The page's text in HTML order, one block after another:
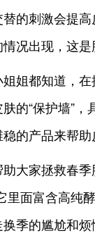
的刺激会提
况出现，这
都知道，在
的“保护墙”
的产品来帮助
家拯救春季
里面富含高纯
季的尴尬和烦